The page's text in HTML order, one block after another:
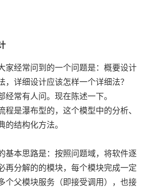
家经常问到的一个问题是：概要设计
，详细设计应该怎样一个详细法？
经常有人问。现在陈述一下。
是瀑布型的，这个模型中的分析、
的结构化方法。
基本思路是：按照问题域，将软件逐
再分解的的模块，每个模块完成一定
个父模块服务（即接受调用），也接